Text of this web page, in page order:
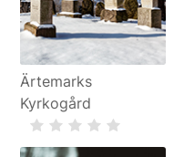
Ärtemarks
Kyrkogård